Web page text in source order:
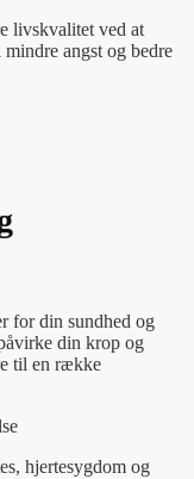
livskvalitet ved at
angst og bedre
for din sundhed og
din krop og
til en række
hjertesygdom og